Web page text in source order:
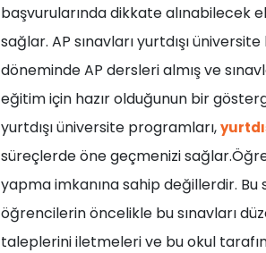
başvurularında dikkate alınabilecek
sağlar. AP sınavları yurtdışı
döneminde AP dersleri almış ve
eğitim için hazır olduğunun bir
yurtdışı üniversite programları,
süreçlerde öne geçmenizi
yapma imkanına sahip değillerdir. Bu
öğrencilerin öncelikle bu sınavları
taleplerini iletmeleri ve bu okul